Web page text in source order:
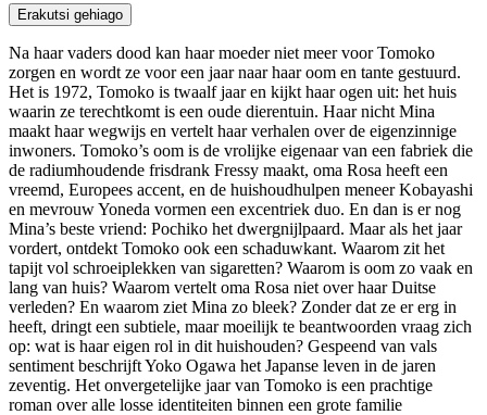
Erakutsi gehiago
Na haar vaders dood kan haar moeder niet meer voor Tomoko
zorgen en wordt ze voor een jaar naar haar oom en tante gestuurd.
Het is 1972, Tomoko is twaalf jaar en kijkt haar ogen uit: het huis
waarin ze terechtkomt is een oude dierentuin. Haar nicht Mina
maakt haar wegwijs en vertelt haar verhalen over de eigenzinnige
inwoners. Tomoko’s oom is de vrolijke eigenaar van een fabriek die
de radiumhoudende frisdrank Fressy maakt, oma Rosa heeft een
vreemd, Europees accent, en de huishoudhulpen meneer Kobayashi
en mevrouw Yoneda vormen een excentriek duo. En dan is er nog
Mina’s beste vriend: Pochiko het dwergnijlpaard. Maar als het jaar
vordert, ontdekt Tomoko ook een schaduwkant. Waarom zit het
tapijt vol schroeiplekken van sigaretten? Waarom is oom zo vaak en
lang van huis? Waarom vertelt oma Rosa niet over haar Duitse
verleden? En waarom ziet Mina zo bleek? Zonder dat ze er erg in
heeft, dringt een subtiele, maar moeilijk te beantwoorden vraag zich
op: wat is haar eigen rol in dit huishouden? Gespeend van vals
sentiment beschrijft Yoko Ogawa het Japanse leven in de jaren
zeventig. Het onvergetelijke jaar van Tomoko is een prachtige
roman over alle losse identiteiten binnen een grote familie